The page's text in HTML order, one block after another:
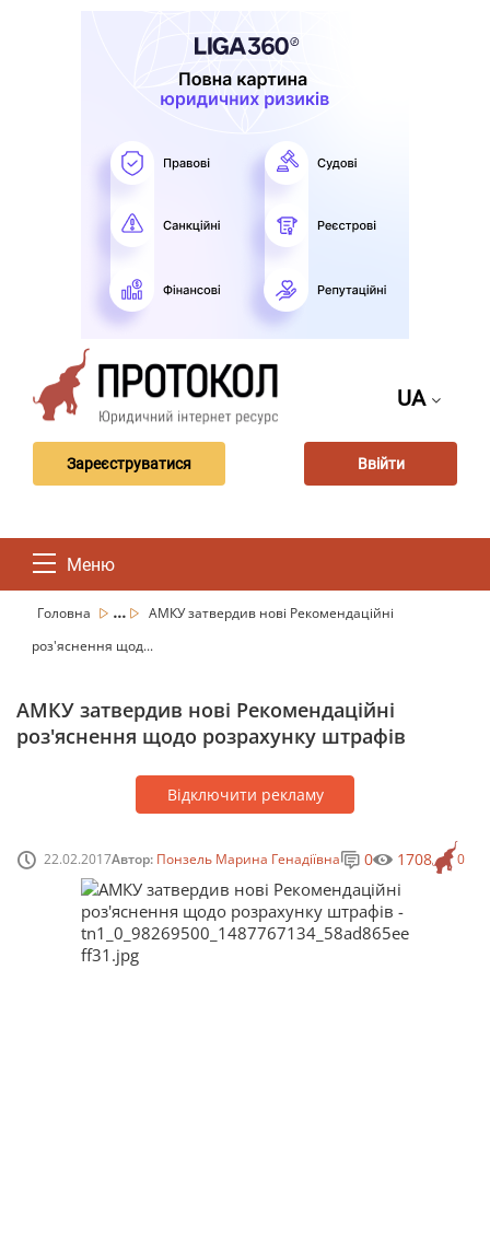
UA
Зареєструватися Ввійти
Меню
Головна ...
АМКУ затвердив нові Рекомендаційні
роз'яснення щод...
АМКУ затвердив нові Рекомендаційні
роз'яснення щодо розрахунку штрафів
Відключити рекламу
22.02.2017Автор: Понзель Марина Генадіївна 0
0 1708